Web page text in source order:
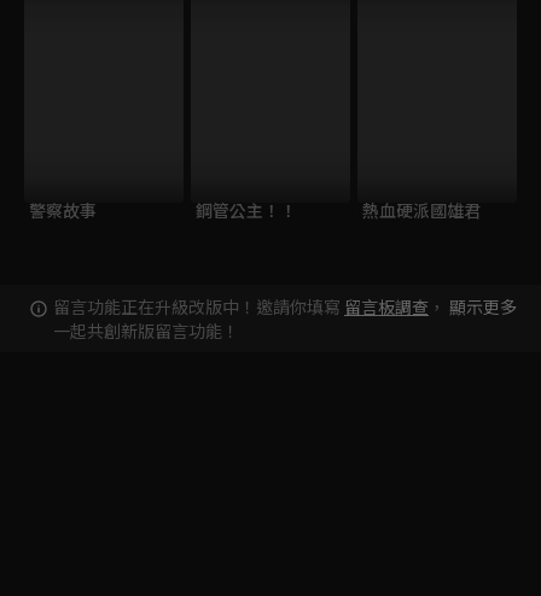
警察故事 鋼管公主！！ 熱血硬派國雄君
留言功能正在升級改版中！邀請你填寫 留言板調查 ，
一起共創新版留言功能！
顯示更多